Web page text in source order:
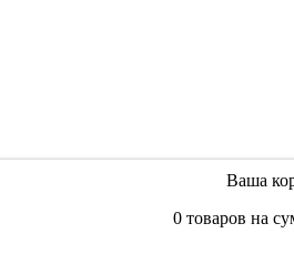
Ваша
0 товаров на